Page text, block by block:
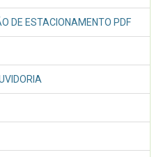
DE ESTACIONAMENTO PDF